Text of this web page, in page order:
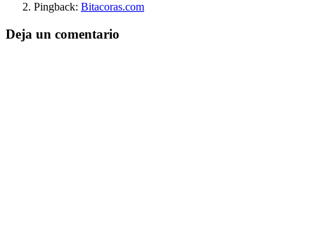
Pingback: Bitacoras.com
Deja un comentario